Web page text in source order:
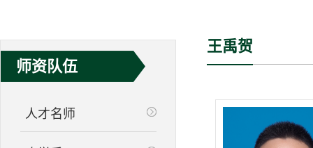
师资队伍
人才名师
王禹贺